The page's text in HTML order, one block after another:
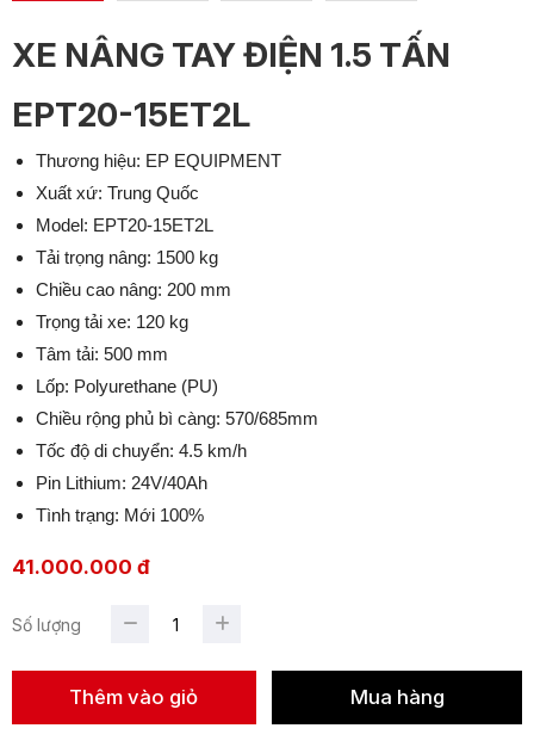
XE NÂNG TAY ĐIỆN 1.5 TẤN
EPT20-15ET2L
Thương hiệu: EP EQUIPMENT
Xuất xứ: Trung Quốc
Model: EPT20-15ET2L
Tải trọng nâng: 1500 kg
Chiều cao nâng: 200 mm
Trọng tải xe: 120 kg
Tâm tải: 500 mm
Lốp: Polyurethane (PU)
Chiều rộng phủ bì càng: 570/685mm
Tốc độ di chuyển: 4.5 km/h
Pin Lithium: 24V/40Ah
Tình trạng: Mới 100%
41.000.000 đ
Số lượng